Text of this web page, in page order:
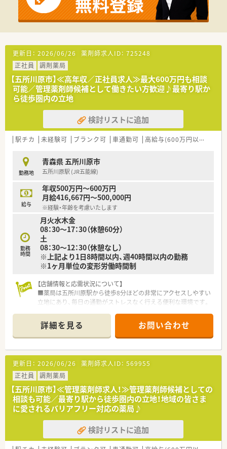
更新日： 2026/06/26 薬剤師求人ID： 725248
正社員
調剤薬局
【五所川原市】≪高年収／正社員求人≫最大600万円も相談
可能／管理薬剤師候補として働きたい方歓迎♪最寄り駅か
ら徒歩圏内の立地
検討リストに追加
駅チカ 未経験可 ブランク可 車通勤可 高給与(600万円以上)
勤務地
青森県 五所川原市
五所川原駅 (JR五能線)
給与
年収500万円～600万円
月給416,667円～500,000円
※経験・年齢を考慮いたします
勤務
時間
月火水木金
08：30～17：30（休憩60分）
土
08：30～12：30（休憩なし）
※上記より1日8時間以内、週40時間以内の勤務
※1ヶ月単位の変形労働時間制
【店舗情報と応需状況について】
■薬局は五所川原駅から徒歩8分ほどの非常にアクセスしやすい
立地にあり、毎日の通勤がストレスなく行える便利な環境です。
メインに多岐にわたる科目の処方箋を応需している店舗です。
■1日あたりの処方箋応需枚数は50枚前後となっており、丁寧な
服薬指導や正確な調剤業務をじっくりと実践できる環境です。
【法人特徴について】
■岩手県と関東エリアを中心に複数の調剤薬局を展開しており、
治療から予防にいたるまでニーズに合わせた医療を提供しま
す。
■地域の皆様の健康管理者という高い意識を持ち、薬剤師と患者
様が気軽に健康の話を交わせる地域に根差した薬局を目指しま
す。
■店舗運営のスキルを磨きたい方や、将来的にはマネジメント業
務へ挑戦したい方向けのステップアップのチャンスが多い会社
です。
詳細を見る お問い合わせ
更新日： 2026/06/26 薬剤師求人ID： 569955
正社員
調剤薬局
【五所川原市】≪管理薬剤師求人！≫管理薬剤師候補としての
相談も可能／最寄り駅から徒歩圏内の立地！地域の皆さま
に愛されるバリアフリー対応の薬局♪
検討リストに追加